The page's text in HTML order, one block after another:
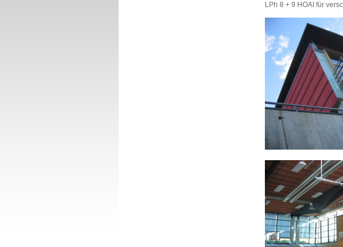
LPh 8 + 9 HOAI für